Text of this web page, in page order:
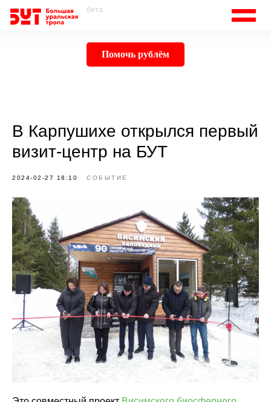
бета
Помочь рублём
В Карпушихе открылся первый
визит-центр на БУТ
2024-02-27 18:10 СОБЫТИЕ